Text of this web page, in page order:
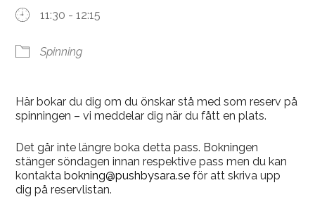
11:30 - 12:15
Spinning
Här bokar du dig om du önskar stå med som reserv på
spinningen – vi meddelar dig när du fått en plats.
Det går inte längre boka detta pass. Bokningen
stänger söndagen innan respektive pass men du kan
kontaktabokning@pushbysara.se för att skriva upp
dig på reservlistan.